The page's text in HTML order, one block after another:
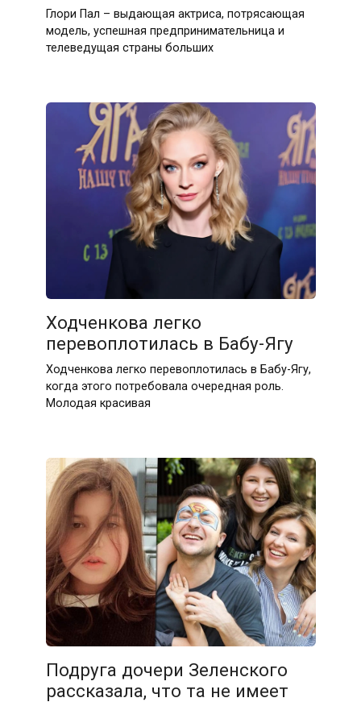
Глори Пал – выдающая актриса, потрясающая
модель, успешная предпринимательница и
телеведущая страны больших
Ходченкова легко
перевоплотилась в Бабу-Ягу
Ходченкова легко перевоплотилась в Бабу-Ягу,
когда этого потребовала очередная роль.
Молодая красивая
Подруга дочери Зеленского
рассказала, что та не имеет